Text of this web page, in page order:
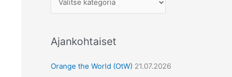
Ajankohtaiset
Orange the World (OtW) 21.07.2026